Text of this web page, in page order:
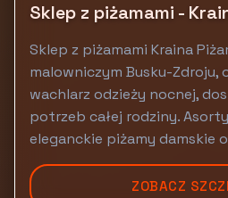
Sklep z piżamami -
Sklep z piżamami Kraina
malowniczym Busku-Zdroju,
wachlarz odzieży nocnej,
potrzeb całej rodziny.
eleganckie piżamy damskie
ZOBACZ